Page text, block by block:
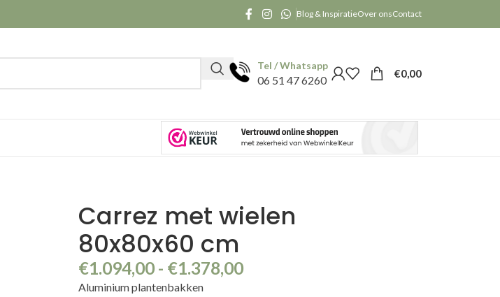
Blog & InspiratieOver onsContact
Tel / Whatsapp
06 51 47 6260
€0,00
Carrez met wielen
80x80x60 cm
€1.094,00 - €1.378,00
Aluminium plantenbakken